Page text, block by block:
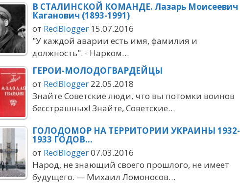
В СТАЛИНСКОЙ КОМАНДЕ. Лазарь Моисеевич
Каганович (1893-1991)
от RedBlogger 15.07.2016
"У каждой аварии есть имя, фамилия и
должность". - Нарком…
ГЕРОИ-МОЛОДОГВАРДЕЙЦЫ
от RedBlogger 22.05.2018
Знайте Советские люди, что вы потомки воинов
бесстрашных! Знайте, Советские…
ГОЛОДОМОР НА ТЕРРИТОРИИ УКРАИНЫ 1932-
1933 ГОДОВ…
от RedBlogger07.03.2016
Народ, не знающий своего прошлого, не имеет
будущего. — Михаил Ломоносов…